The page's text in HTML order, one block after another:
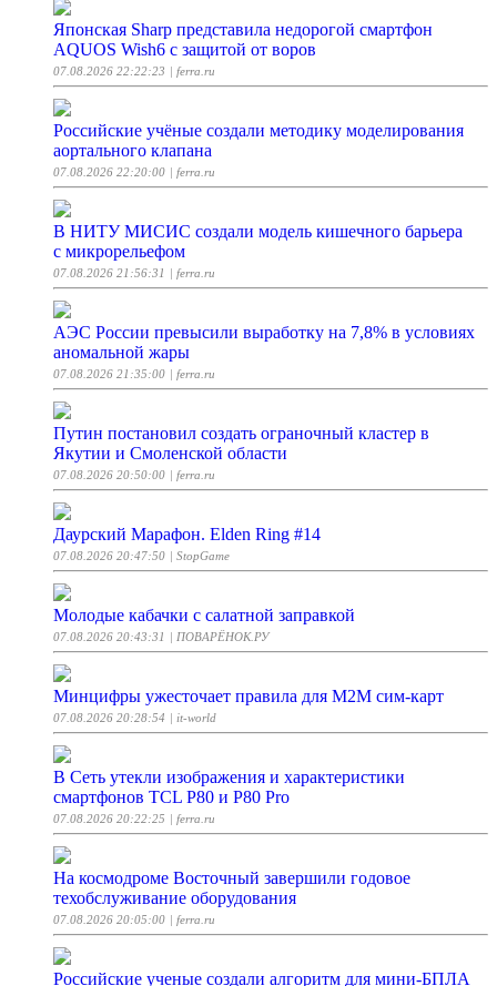
Японская Sharp представила недорогой смартфон
AQUOS Wish6 с защитой от воров
07.08.2026 22:22:23 | ferra.ru
Российские учёные создали методику моделирования
аортального клапана
07.08.2026 22:20:00 | ferra.ru
В НИТУ МИСИС создали модель кишечного барьера
с микрорельефом
07.08.2026 21:56:31 | ferra.ru
АЭС России превысили выработку на 7,8% в условиях
аномальной жары
07.08.2026 21:35:00 | ferra.ru
Путин постановил создать ограночный кластер в
Якутии и Смоленской области
07.08.2026 20:50:00 | ferra.ru
Даурский Марафон. Elden Ring #14
07.08.2026 20:47:50 | StopGame
Молодые кабачки с салатной заправкой
07.08.2026 20:43:31 | ПОВАРЁНОК.РУ
Минцифры ужесточает правила для M2M сим-карт
07.08.2026 20:28:54 | it-world
В Cеть утекли изображения и характеристики
смартфонов TCL P80 и P80 Pro
07.08.2026 20:22:25 | ferra.ru
На космодроме Восточный завершили годовое
техобслуживание оборудования
07.08.2026 20:05:00 | ferra.ru
Российские ученые создали алгоритм для мини-БПЛА